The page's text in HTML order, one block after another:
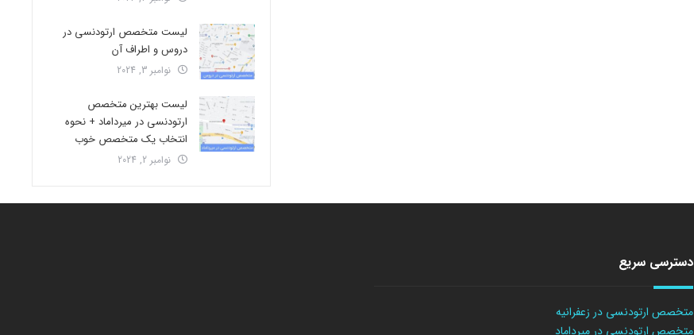
لیست متخصص ارتودنسی در
دروس و اطراف آن
نوامبر 3, 2024
لیست بهترین متخصص
ارتودنسی در میرداماد + نحوه
انتخاب یک متخصص خوب
نوامبر 2, 2024
دسترسی سریع
متخصص ارتودنسی در زعفرانیه
متخصص ارتودنسی در میرداماد